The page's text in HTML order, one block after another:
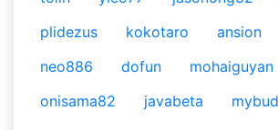
plidezus
kokotaro ansion
neo886
dofun
mohaiguyan
onisama82
javabeta